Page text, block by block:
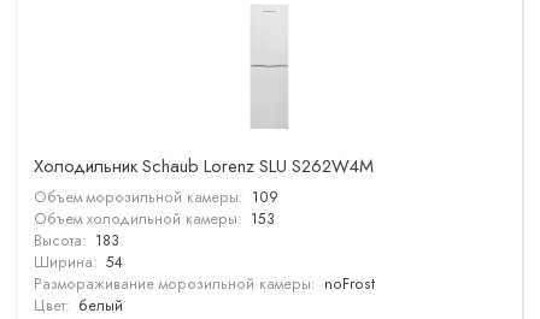
Холодильник Schaub Lorenz SLU S262W4M
Объем морозильной камеры: 109
Объем холодильной камеры: 153
Высота: 183
Ширина: 54
Размораживание морозильной камеры: noFrost
Цвет: белый